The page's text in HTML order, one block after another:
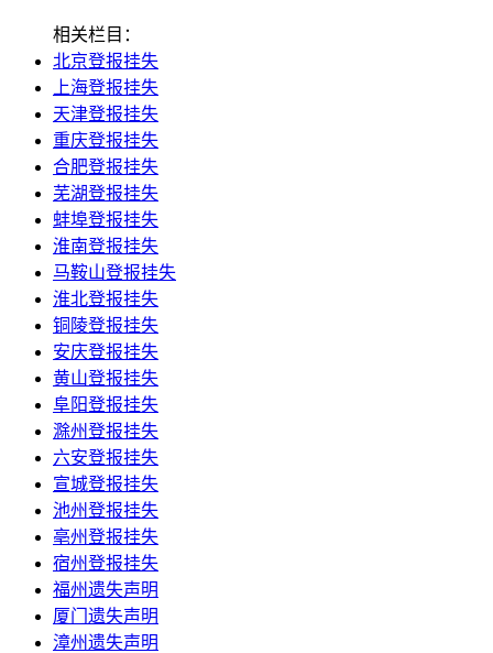
相关栏目：
北京登报挂失
上海登报挂失
天津登报挂失
重庆登报挂失
合肥登报挂失
芜湖登报挂失
蚌埠登报挂失
淮南登报挂失
马鞍山登报挂失
淮北登报挂失
铜陵登报挂失
安庆登报挂失
黄山登报挂失
阜阳登报挂失
滁州登报挂失
六安登报挂失
宣城登报挂失
池州登报挂失
亳州登报挂失
宿州登报挂失
福州遗失声明
厦门遗失声明
漳州遗失声明